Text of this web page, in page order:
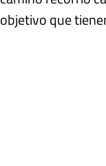
objetivo que